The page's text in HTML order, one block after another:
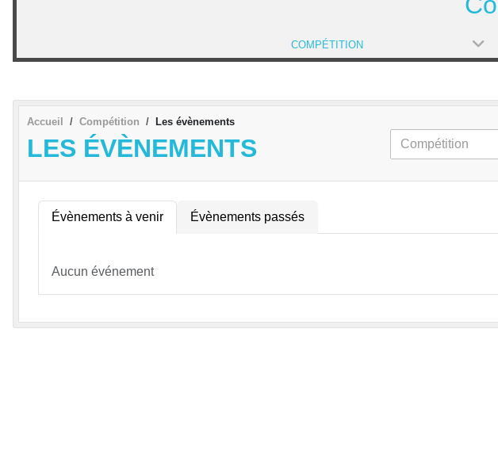
COMPÉTITION
Accueil Compétition Les évènements
LES ÉVÈNEMENTS
Évènements à venir Évènements passés
Aucun événement